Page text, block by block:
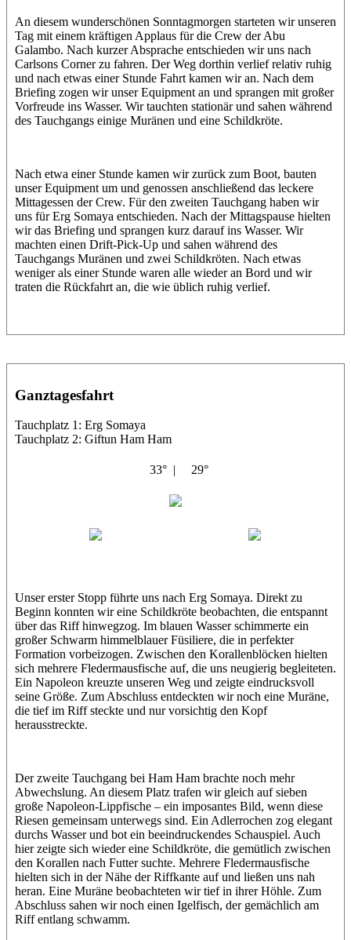
An diesem wunderschönen Sonntagmorgen starteten wir unseren
Tag mit einem kräftigen Applaus für die Crew der Abu
Galambo. Nach kurzer Absprache entschieden wir uns nach
Carlsons Corner zu fahren. Der Weg dorthin verlief relativ ruhig
und nach etwas einer Stunde Fahrt kamen wir an. Nach dem
Briefing zogen wir unser Equipment an und sprangen mit großer
Vorfreude ins Wasser. Wir tauchten stationär und sahen während
des Tauchgangs einige Muränen und eine Schildkröte.
Nach etwa einer Stunde kamen wir zurück zum Boot, bauten
unser Equipment um und genossen anschließend das leckere
Mittagessen der Crew. Für den zweiten Tauchgang haben wir
uns für Erg Somaya entschieden. Nach der Mittagspause hielten
wir das Briefing und sprangen kurz darauf ins Wasser. Wir
machten einen Drift-Pick-Up und sahen während des
Tauchgangs Muränen und zwei Schildkröten. Nach etwas
weniger als einer Stunde waren alle wieder an Bord und wir
traten die Rückfahrt an, die wie üblich ruhig verlief.
Ganztagesfahrt
Tauchplatz 1: Erg Somaya
Tauchplatz 2: Giftun Ham Ham
33° | 29°
Unser erster Stopp führte uns nach Erg Somaya. Direkt zu
Beginn konnten wir eine Schildkröte beobachten, die entspannt
über das Riff hinwegzog. Im blauen Wasser schimmerte ein
großer Schwarm himmelblauer Füsiliere, die in perfekter
Formation vorbeizogen. Zwischen den Korallenblöcken hielten
sich mehrere Fledermausfische auf, die uns neugierig begleiteten.
Ein Napoleon kreuzte unseren Weg und zeigte eindrucksvoll
seine Größe. Zum Abschluss entdeckten wir noch eine Muräne,
die tief im Riff steckte und nur vorsichtig den Kopf
herausstreckte.
Der zweite Tauchgang bei Ham Ham brachte noch mehr
Abwechslung. An diesem Platz trafen wir gleich auf sieben
große Napoleon-Lippfische – ein imposantes Bild, wenn diese
Riesen gemeinsam unterwegs sind. Ein Adlerrochen zog elegant
durchs Wasser und bot ein beeindruckendes Schauspiel. Auch
hier zeigte sich wieder eine Schildkröte, die gemütlich zwischen
den Korallen nach Futter suchte. Mehrere Fledermausfische
hielten sich in der Nähe der Riffkante auf und ließen uns nah
heran. Eine Muräne beobachteten wir tief in ihrer Höhle. Zum
Abschluss sahen wir noch einen Igelfisch, der gemächlich am
Riff entlang schwamm.